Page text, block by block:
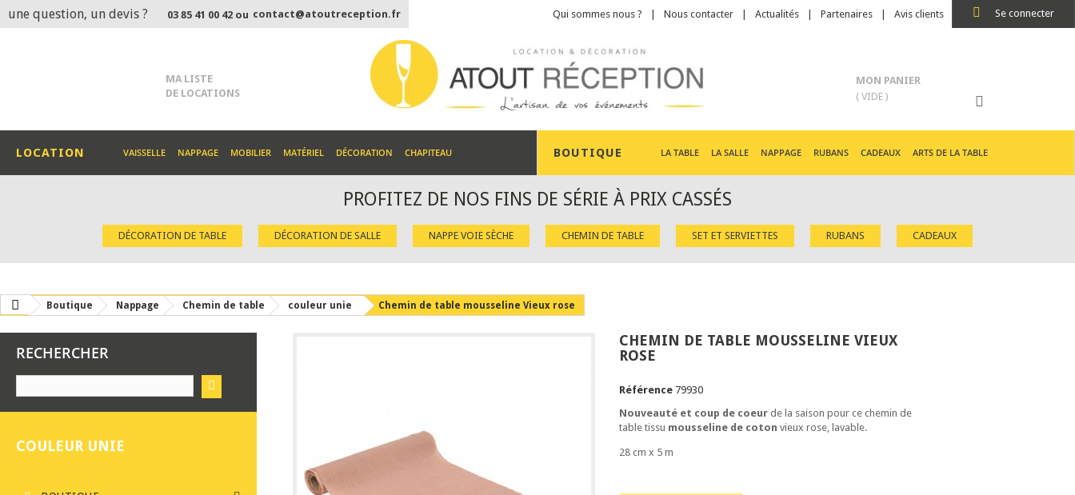
Se connecter
Qui sommes nous ? Nous contacter Actualités Partenaires Avis clients
une question, un devis ? 03 85 41 00 42 ou contact@atoutreception.fr
MA LISTE
DE LOCATIONS
MON PANIER
( VIDE )
LOCATION VAISSELLE NAPPAGE MOBILIER MATÉRIEL DÉCORATION CHAPITEAU BOUTIQUE LA TABLE LA SALLE NAPPAGE RUBANS CADEAUX ARTS DE LA TABLE
PROFITEZ DE NOS FINS DE SÉRIE À PRIX CASSÉS
DÉCORATION DE TABLE DÉCORATION DE SALLE NAPPE VOIE SÈCHE CHEMIN DE TABLE SET ET SERVIETTES RUBANS CADEAUX
Boutique Nappage Chemin de table couleur unie Chemin de table mousseline Vieux rose
RECHERCHER
COULEUR UNIE
CHEMIN DE TABLE MOUSSELINE VIEUX
ROSE
Référence 79930
Nouveauté et coup de coeurde la saison pour ce chemin de
table tissu mousseline de coton vieux rose, lavable.
28 cm x 5 m